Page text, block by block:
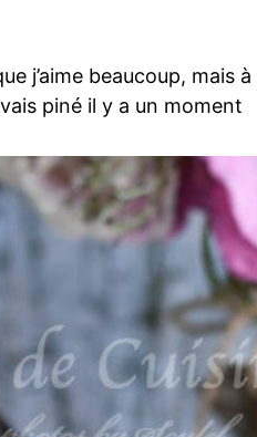
j’aime beaucoup, mais
piné il y a un moment